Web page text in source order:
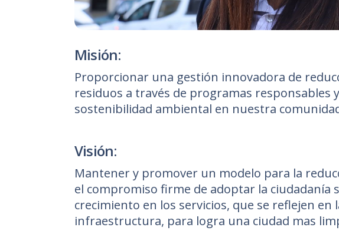
Misión:
Proporcionar una gestión innovadora de
residuos a través de programas responsables
sostenibilidad ambiental en nuestra
Visión:
Mantener y promover un modelo para la
el compromiso firme de adoptar la ciudadanía
crecimiento en los servicios, que se reflejen en
infraestructura, para logra una ciudad mas